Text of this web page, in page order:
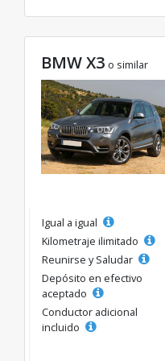
BMW X3 o similar
Igual a igual
Kilometraje ilimitado
Reunirse y Saludar
Depósito en efectivo
aceptado
Conductor adicional
incluido